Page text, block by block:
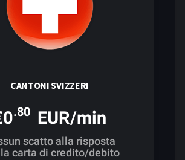
CANTONI SVIZZERI
.80 EUR/min
scatto alla risposta
la carta di credito/debito